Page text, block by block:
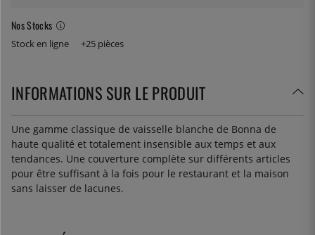
Nos Stocks
Stock en ligne +25 pièces
INFORMATIONS SUR LE PRODUIT
Une gamme classique de vaisselle blanche de Bonna de
haute qualité et totalement insensible aux temps et aux
tendances. Une couverture complète sur différents articles
pour être suffisant à la fois pour le restaurant et la maison
sans laisser de lacunes.